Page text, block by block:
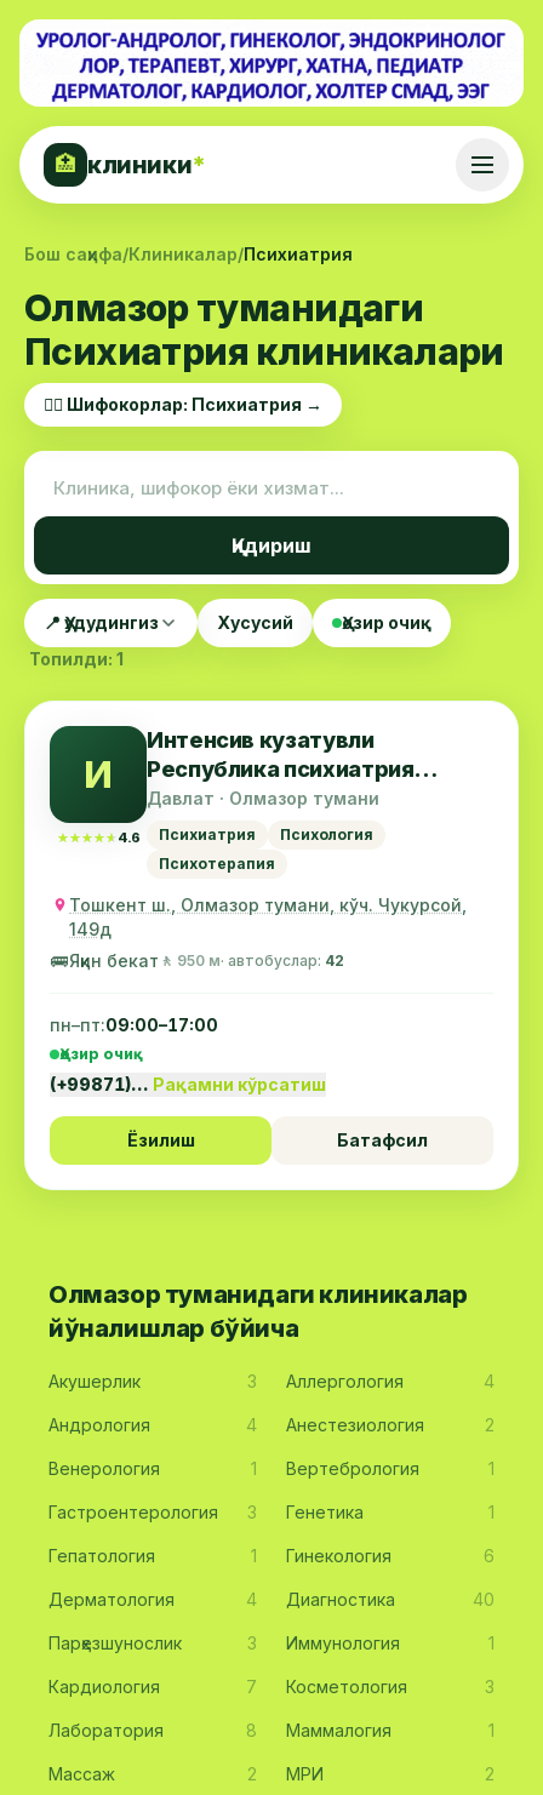
🏥 клиники*
Бош саҳифа/Клиникалар/Психиатрия
Олмазор туманидаги
Психиатрия клиникалари
👨‍⚕️ Шифокорлар: Психиатрия →
Қидириш
📍 Ҳудудингиз Хусусий
Ҳозир очиқ
Топилди: 1
И
★★★★★
★★★★★ 4.6
Интенсив кузатувли
Республика психиатрия
шифохонаси
Давлат · Олмазор тумани
Психиатрия
Психология
Психотерапия
Тошкент ш., Олмазор тумани, кўч. Чукурсой,
149д
🚌Яқин бекат 🚶 950 м· автобуслар: 42
пн–пт:09:00–17:00
Ҳозир очиқ
(+99871)… Рақамни кўрсатиш
Ёзилиш Батафсил
Олмазор туманидаги клиникалар
йўналишлар бўйича
Акушерлик 3 Аллергология 4
Андрология 4 Анестезиология 2
Венерология 1 Вертебрология 1
Гастроентерология 3 Генетика 1
Гепатология 1 Гинекология 6
Дерматология 4 Диагностика 40
Парҳезшунослик 3 Иммунология 1
Кардиология 7 Косметология 3
Лаборатория 8 Маммалогия 1
Массаж 2 МРИ 2